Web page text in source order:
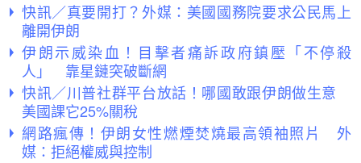
快訊／真要開打？外媒：美國國務院要求公民馬上
離開伊朗
伊朗示威染血！目擊者痛訴政府鎮壓「不停殺
人」 靠星鏈突破斷網
快訊／川普社群平台放話！哪國敢跟伊朗做生意
美國課它25%關稅
網路瘋傳！伊朗女性燃煙焚燒最高領袖照片 外
媒：拒絕權威與控制